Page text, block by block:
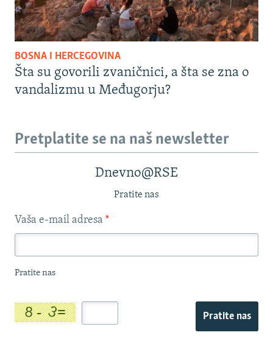
BOSNA I HERCEGOVINA
Šta su govorili zvaničnici, a šta se zna o
vandalizmu u Međugorju?
Pretplatite se na naš newsletter
Dnevno@RSE
Pratite nas
Vaša e-mail adresa *
Pratite nas
Pratite nas